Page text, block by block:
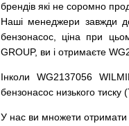
брендів які не соромно
Наші менеджери завжди
бензонасос
ціна при
GROUP, ви і отримаєте
Інколи WG2137056
бензонасос низького тиску (
У нас ви множети отримати